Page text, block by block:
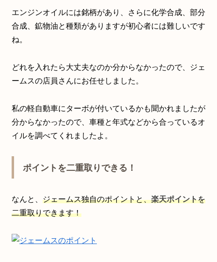
エンジンオイルには銘柄があり、さらに化学合成、部分
合成、鉱物油と種類がありますが初心者には難しいです
ね。
どれを入れたら大丈夫なのか分からなかったので、ジェ
ームスの店員さんにお任せしました。
私の軽自動車にターボが付いているかも聞かれましたが
分からなかったので、車種と年式などから合っているオ
イルを調べてくれましたよ。
ポイントを二重取りできる！
なんと、 ジェームス独自のポイントと、楽天ポイントを
二重取りできます！